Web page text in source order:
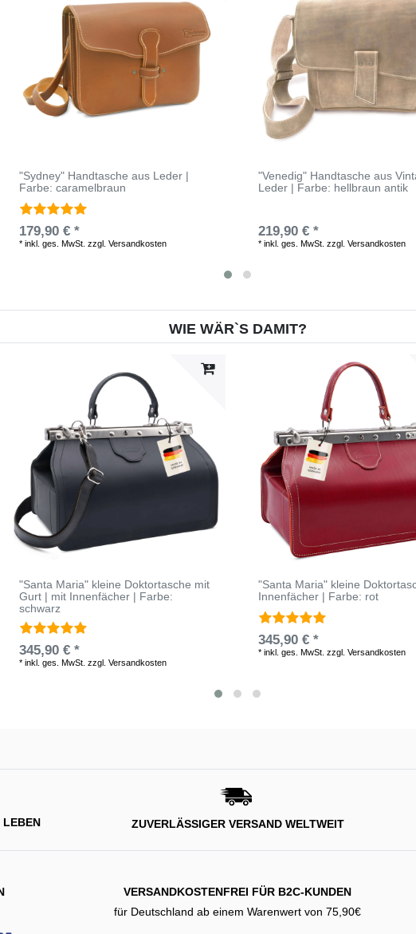
"Sydney" Handtasche aus Leder |
Farbe: caramelbraun
179,90 € *
*inkl. ges. MwSt. zzgl.Versandkosten
"Venedig" Handtasche aus
Leder | Farbe: hellbraun antik
219,90 € *
*inkl. ges. MwSt. zzgl.Versandkosten
WIE WÄR`S DAMIT?
"Santa Maria" kleine Doktortasche mit
Gurt | mit Innenfächer | Farbe:
schwarz
345,90 € *
*inkl. ges. MwSt. zzgl.Versandkosten
"Santa Maria" kleine
Innenfächer | Farbe: rot
345,90 € *
*inkl. ges. MwSt. zzgl.Versandkosten
LEBEN ZUVERLÄSSIGER VERSAND WELTWEIT
VERSANDKOSTENFREI FÜR B2C-KUNDEN
für Deutschland ab einem Warenwert von 75,90€